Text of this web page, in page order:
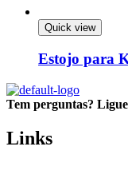
Quick view
Estojo para
Tem perguntas?
Links